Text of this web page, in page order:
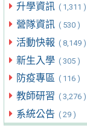
升學資訊 ( 1,311 )
營隊資訊 ( 530 )
活動快報 ( 8,149 )
新生入學 ( 305 )
防疫專區 ( 116 )
教師研習 ( 3,276 )
系統公告 ( 29 )